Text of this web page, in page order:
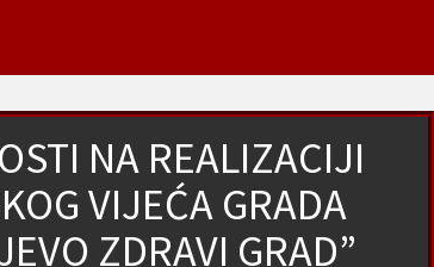
NA REALIZACIJI
VIJEĆA GRADA
ZDRAVI GRAD”